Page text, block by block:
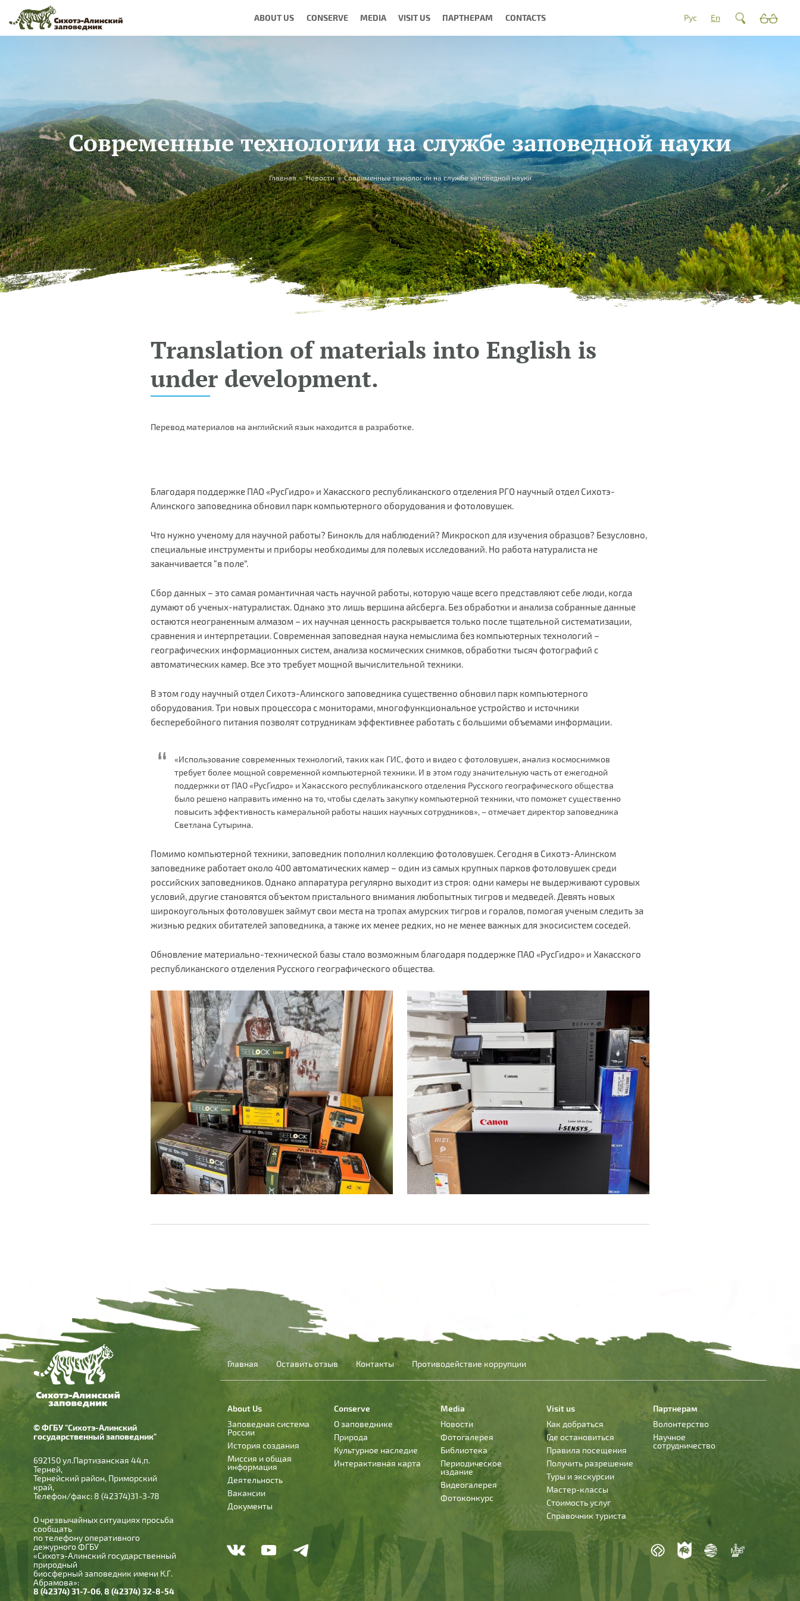
Skip to main content
ABOUT US
CONSERVE MEDIA VISIT US ПАРТНЕРАМ CONTACTS Рус En
Современные технологии на службе заповедной науки
You are here Главная » Новости » Современные технологии на службе заповедной науки
Translation of materials into English is
under development.
Перевод материалов на английский язык находится в разработке.
Благодаря поддержке ПАО «РусГидро» и Хакасского республиканского отделения РГО научный отдел Сихотэ-
Алинского заповедника обновил парк компьютерного оборудования и фотоловушек.
Что нужно ученому для научной работы? Бинокль для наблюдений? Микроскоп для изучения образцов? Безусловно,
специальные инструменты и приборы необходимы для полевых исследований. Но работа натуралиста не
заканчивается “в поле”.
Сбор данных – это самая романтичная часть научной работы, которую чаще всего представляют себе люди, когда
думают об ученых-натуралистах. Однако это лишь вершина айсберга. Без обработки и анализа собранные данные
остаются неограненным алмазом – их научная ценность раскрывается только после тщательной систематизации,
сравнения и интерпретации. Современная заповедная наука немыслима без компьютерных технологий –
географических информационных систем, анализа космических снимков, обработки тысяч фотографий с
автоматических камер. Все это требует мощной вычислительной техники.
В этом году научный отдел Сихотэ-Алинского заповедника существенно обновил парк компьютерного
оборудования. Три новых процессора с мониторами, многофункциональное устройство и источники
бесперебойного питания позволят сотрудникам эффективнее работать с большими объемами информации.
«Использование современных технологий, таких как ГИС, фото и видео с фотоловушек, анализ космоснимков
требует более мощной современной компьютерной техники. И в этом году значительную часть от ежегодной
поддержки от ПАО «РусГидро» и Хакасского республиканского отделения Русского географического общества
было решено направить именно на то, чтобы сделать закупку компьютерной техники, что поможет существенно
повысить эффективность камеральной работы наших научных сотрудников», – отмечает директор заповедника
Светлана Сутырина.
Помимо компьютерной техники, заповедник пополнил коллекцию фотоловушек. Сегодня в Сихотэ-Алинском
заповеднике работает около 400 автоматических камер – один из самых крупных парков фотоловушек среди
российских заповедников. Однако аппаратура регулярно выходит из строя: одни камеры не выдерживают суровых
условий, другие становятся объектом пристального внимания любопытных тигров и медведей. Девять новых
широкоугольных фотоловушек займут свои места на тропах амурских тигров и горалов, помогая ученым следить за
жизнью редких обитателей заповедника, а также их менее редких, но не менее важных для экосисистем соседей.
Обновление материально-технической базы стало возможным благодаря поддержке ПАО «РусГидро» и Хакасского
республиканского отделения Русского географического общества.
© ФГБУ "Сихотэ-Алинский
государственный заповедник"
692150 ул.Партизанская 44,п.
Терней,
Тернейский район, Приморский
край,
Телефон/факс: 8 (42374)31-3-78
О чрезвычайных ситуациях просьба
сообщать
по телефону оперативного
дежурного ФГБУ
«Сихотэ-Алинский государственный
природный
биосферный заповедник имени К.Г.
Абрамова»:
8 (42374) 31-7-06,8 (42374) 32-8-54
Главная Оставить отзыв Контакты Противодействие коррупции
About Us
Заповедная система
России
История создания
Миссия и общая
информация
Деятельность
Вакансии
Документы
Conserve
О заповеднике
Природа
Культурное наследие
Интерактивная карта
Media
Новости
Фотогалерея
Библиотека
Периодическое
издание
Видеогалерея
Фотоконкурс
Visit us
Как добраться
Где остановиться
Правила посещения
Получить разрешение
Туры и экскурсии
Мастер-классы
Стоимость услуг
Справочник туриста
Партнерам
Волонтерство
Научное
сотрудничество